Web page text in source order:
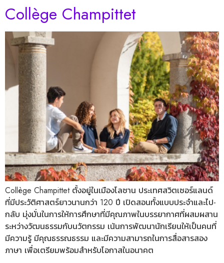
Collège Champittet
Collège Champittet ตั้งอยู่ในเมืองโลซาน ประเทศสวิตเซอร์แลนด์
ที่มีประวัติศาสตร์ยาวนานกว่า 120 ปี เปิดสอนทั้งแบบประจำและไป-
กลับ มุ่งมั่นในการให้การศึกษาที่มีคุณภาพในบรรยากาศที่ผสมผสาน
ระหว่างวัฒนธรรมกับนวัตกรรม เน้นการพัฒนานักเรียนให้เป็นคนที่
มีความรู้ มีคุณธรรณธรรม และมีความสามารถในการสื่อสารสอง
ภาษา เพื่อเตรียมพร้อมสำหรับโอกาสในอนาคต